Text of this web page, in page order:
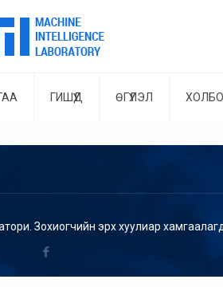
ГИШҮҮД ӨГҮҮЛЭЛ
Зохиогчийн эрх хуулиар